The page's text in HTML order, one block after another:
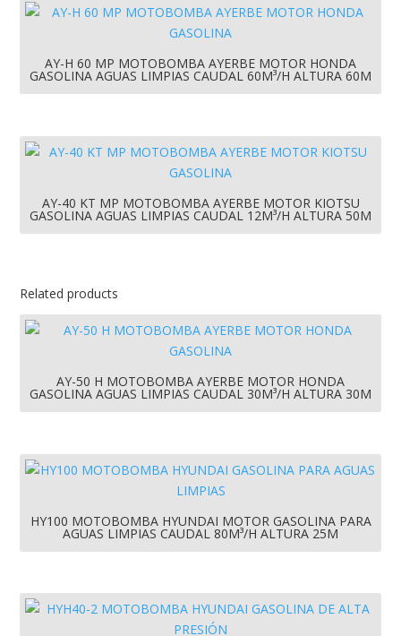
AY-H 60 MP MOTOBOMBA AYERBE MOTOR HONDA
GASOLINA AGUAS LIMPIAS CAUDAL 60M³/H ALTURA 60M
AY-40 KT MP MOTOBOMBA AYERBE MOTOR KIOTSU
GASOLINA AGUAS LIMPIAS CAUDAL 12M³/H ALTURA 50M
Related products
AY-50 H MOTOBOMBA AYERBE MOTOR HONDA
GASOLINA AGUAS LIMPIAS CAUDAL 30M³/H ALTURA 30M
HY100 MOTOBOMBA HYUNDAI MOTOR GASOLINA PARA
AGUAS LIMPIAS CAUDAL 80M³/H ALTURA 25M